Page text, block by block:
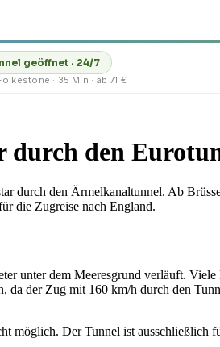
geöffnet · 24/7
· 35 Min · ab 71 €
durch den
durch den Ärmelkanaltunnel. Ab
die Zugreise nach England.
unter dem Meeresgrund verläuft.
der Zug mit 160 km/h durch den
möglich. Der Tunnel ist